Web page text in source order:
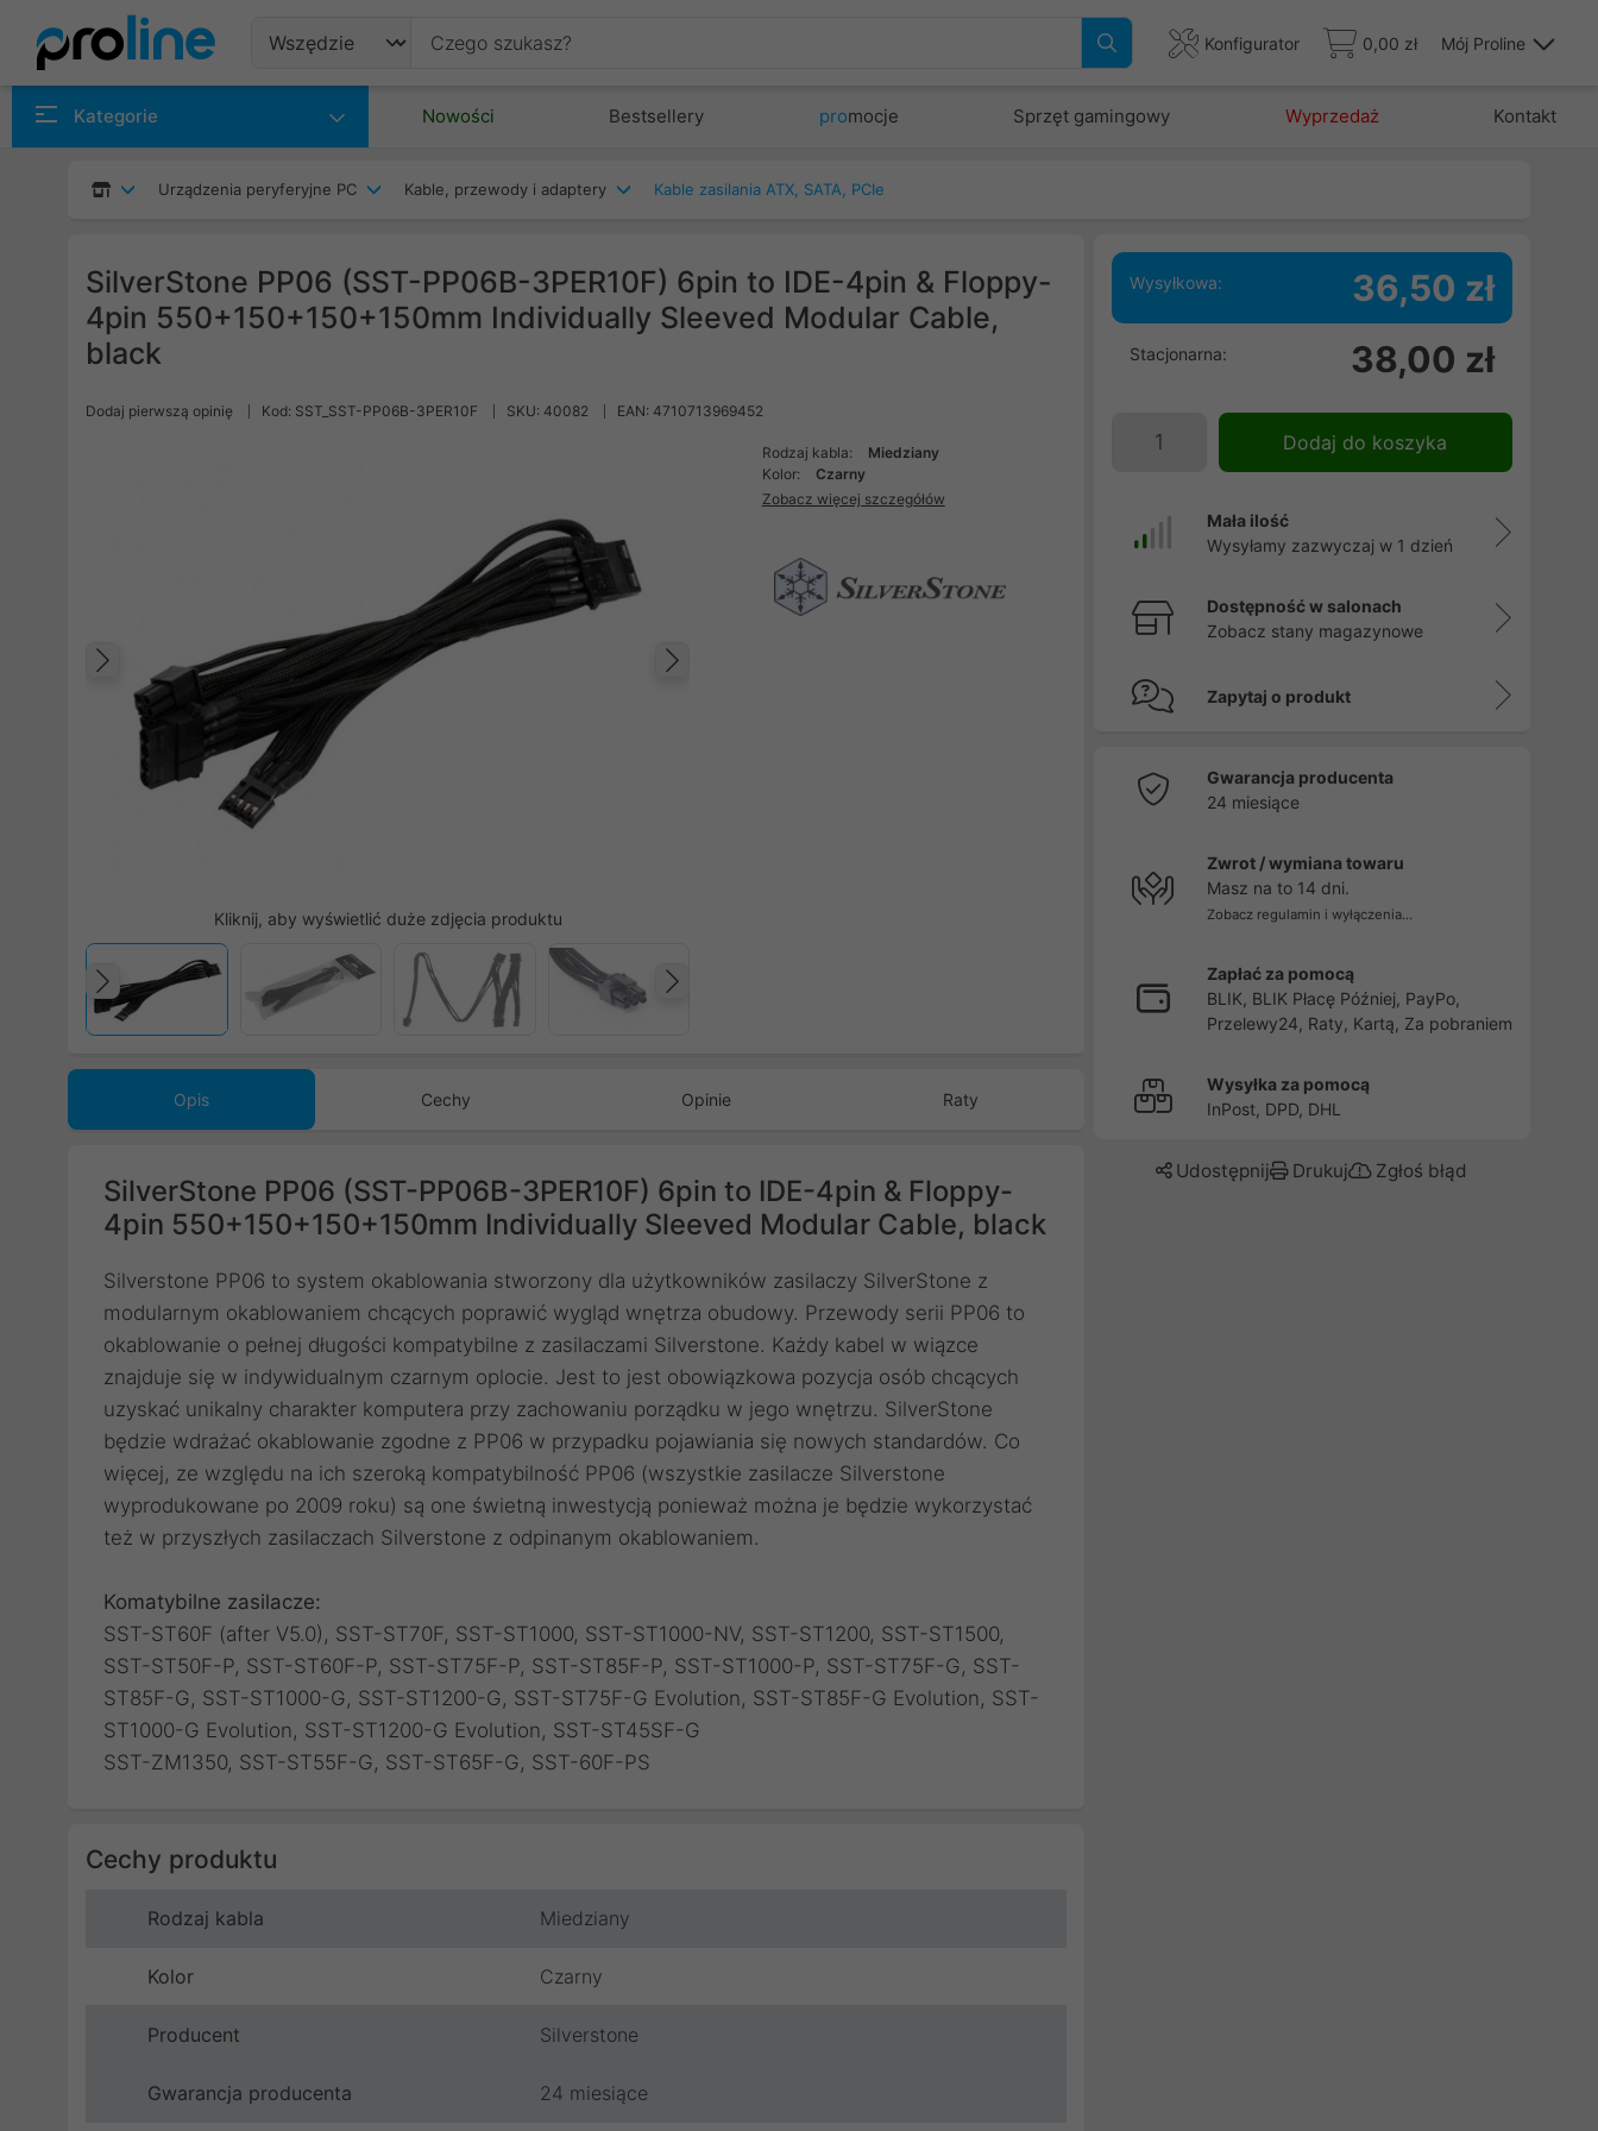
Konfigurator 0,00 zł Mój Proline
Kategorie Nowości Bestsellery promocje Sprzęt gamingowy Wyprzedaż Kontakt
Urządzenia peryferyjne PC Kable, przewody i adaptery Kable zasilania ATX, SATA, PCIe
SilverStone PP06 (SST-PP06B-3PER10F) 6pin to IDE-4pin & Floppy-
4pin 550+150+150+150mm Individually Sleeved Modular Cable,
black
Dodaj pierwszą opinię Kod: SST_SST-PP06B-3PER10F SKU: 40082 EAN: 4710713969452
Poprzedni
Kliknij, aby wyświetlić duże zdjęcia produktu
Poprzedni
Rodzaj kabla:
Miedziany
Kolor:
Czarny
Zobacz więcej szczegółów
Opis Cechy Opinie Raty
SilverStone PP06 (SST-PP06B-3PER10F) 6pin to IDE-4pin & Floppy-
4pin 550+150+150+150mm Individually Sleeved Modular Cable, black
Silverstone PP06 to system okablowania stworzony dla użytkowników zasilaczy SilverStone z
modularnym okablowaniem chcących poprawić wygląd wnętrza obudowy. Przewody serii PP06 to
okablowanie o pełnej długości kompatybilne z zasilaczami Silverstone. Każdy kabel w wiązce
znajduje się w indywidualnym czarnym oplocie. Jest to jest obowiązkowa pozycja osób chcących
uzyskać unikalny charakter komputera przy zachowaniu porządku w jego wnętrzu. SilverStone
będzie wdrażać okablowanie zgodne z PP06 w przypadku pojawiania się nowych standardów. Co
więcej, ze względu na ich szeroką kompatybilność PP06 (wszystkie zasilacze Silverstone
wyprodukowane po 2009 roku) są one świetną inwestycją ponieważ można je będzie wykorzystać
też w przyszłych zasilaczach Silverstone z odpinanym okablowaniem.
Komatybilne zasilacze:
SST-ST60F (after V5.0), SST-ST70F, SST-ST1000, SST-ST1000-NV, SST-ST1200, SST-ST1500,
SST-ST50F-P, SST-ST60F-P, SST-ST75F-P, SST-ST85F-P, SST-ST1000-P, SST-ST75F-G, SST-
ST85F-G, SST-ST1000-G, SST-ST1200-G, SST-ST75F-G Evolution, SST-ST85F-G Evolution, SST-
ST1000-G Evolution, SST-ST1200-G Evolution, SST-ST45SF-G
SST-ZM1350, SST-ST55F-G, SST-ST65F-G, SST-60F-PS
Cechy produktu
Rodzaj kabla Miedziany
Kolor Czarny
Producent Silverstone
Gwarancja producenta 24 miesiące
Wysyłkowa: 36,50 zł
Stacjonarna: 38,00 zł
Dodaj do koszyka
Mała ilość
Wysyłamy zazwyczaj w 1 dzień
Dostępność w salonach
Zobacz stany magazynowe
Zapytaj o produkt
Gwarancja producenta
24 miesiące
Zwrot / wymiana towaru
Masz na to 14 dni.
Zobacz regulamin i wyłączenia...
Zapłać za pomocą
BLIK, BLIK Płacę Później, PayPo,
Przelewy24, Raty, Kartą, Za pobraniem
Wysyłka za pomocą
InPost, DPD, DHL
Udostępnij Drukuj Zgłoś błąd